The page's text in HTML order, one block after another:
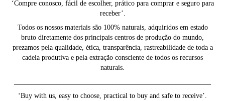
‘Compre conosco, fácil de escolher, prático para comprar e seguro para
receber’.
Todos os nossos materiais são 100% naturais, adquiridos em estado
bruto diretamente dos principais centros de produção do mundo,
prezamos pela qualidade, ética, transparência, rastreabilidade de toda a
cadeia produtiva e pela extração consciente de todos os recursos
naturais.
‘Buy with us, easy to choose, practical to buy and safe to receive’.